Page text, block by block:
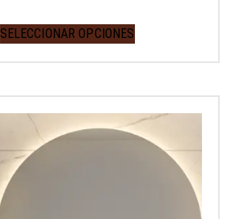
SELECCIONAR OPCIONES